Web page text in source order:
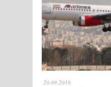
20.09.2018